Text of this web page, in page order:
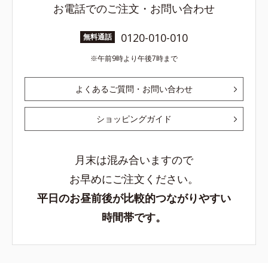
お電話でのご注文・お問い合わせ
無料通話 0120-010-010
午前9時より午後7時まで
よくあるご質問・お問い合わせ
ショッピングガイド
月末は混み合いますので
お早めにご注文ください。
平日のお昼前後が比較的つながりやすい
時間帯です。